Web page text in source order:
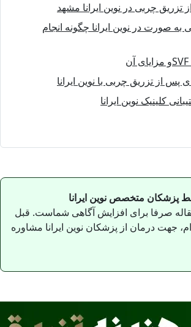
تزریق چربی در نوین ایرانا مشهد
به صورت در نوین ایرانا چگونه انجام
پس از تزریق چربی با نوین ایرانا
کلینیک نوین ایرانا
پزشکان متخصص نوین ایرانا
صرفا برای افزایش آگاهی شماست. قبل
جهت درمان از پزشکان نوین ایرانا مشاوره